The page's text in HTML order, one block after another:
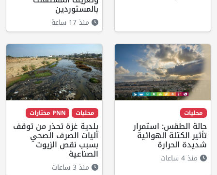
بالمستوردين
منذ 17 ساعة
محليات
حالة الطقس: استمرار
تأثير الكتلة الهوائية
شديدة الحرارة
منذ 4 ساعات
محليات PNN مختارات
بلدية غزة تحذر من توقف
آليات الصرف الصحي
بسبب نقص الزيوت
الصناعية
منذ 3 ساعات